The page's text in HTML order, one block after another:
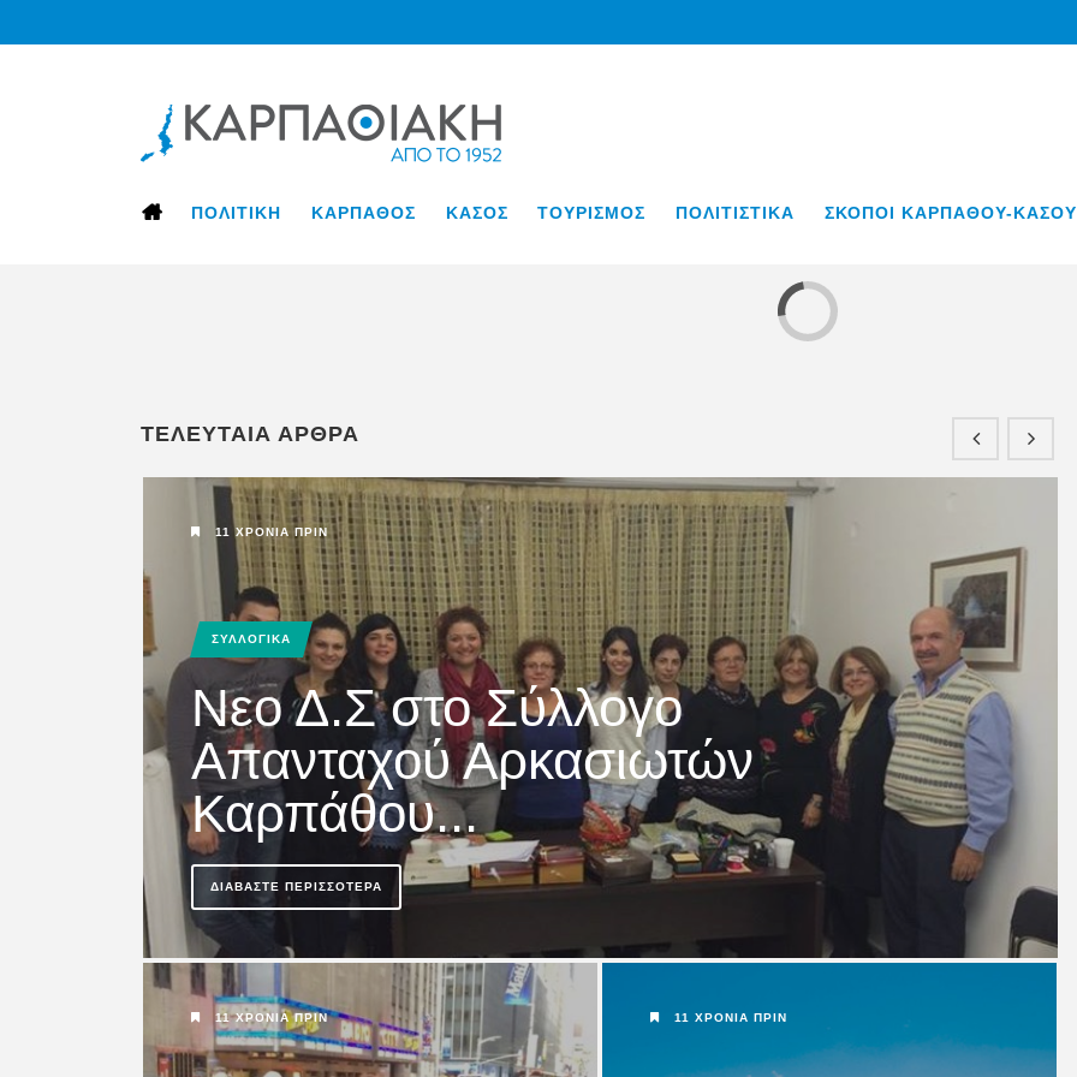
ΠΟΛΙΤΙΚΗ ΚΑΡΠΑΘΟΣ ΚΑΣΟΣ ΤΟΥΡΙΣΜΟΣ ΠΟΛΙΤΙΣΤΙΚΑ ΣΚΟΠΟΙ ΚΑΡΠΑΘΟΥ-ΚΑΣΟΥ
Η “ΚΑΡΠΑΘΙΑΚΗ” στο
διαδίκτυο www.karpa...
ΔΙΑΒΆΣΤΕ ΠΕΡΙΣΣΌΤΕΡΑ
5 ΧΡΌΝΙΑ ΠΡΙΝ
ΚΑΡΠΑΘΟΣ ΟΘΟΣ
Ι.Ν.Μεταμορφώσεως του
ΤΕΛΕΥΤΑΙΑ ΑΡΘΡΑ
11 ΧΡΌΝΙΑ ΠΡΙΝ
ΣΥΛΛΟΓΙΚΑ
Νεο Δ.Σ στο Σύλλογο
Απανταχού Αρκασιωτών
Καρπάθου...
ΔΙΑΒΆΣΤΕ ΠΕΡΙΣΣΌΤΕΡΑ
11 ΧΡΌΝΙΑ ΠΡΙΝ 11 ΧΡΌΝΙΑ ΠΡΙΝ